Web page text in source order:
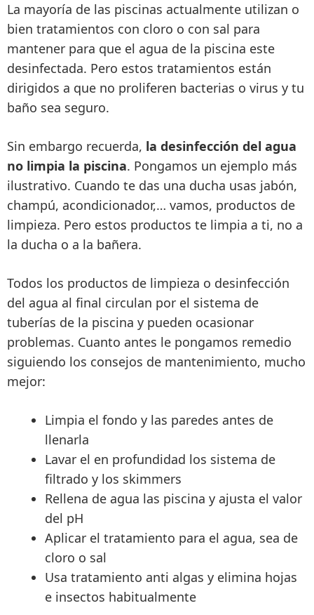
La mayoría de las piscinas actualmente utilizan o
bien tratamientos con cloro o con sal para
mantener para que el agua de la piscina este
desinfectada. Pero estos tratamientos están
dirigidos a que no proliferen bacterias o virus y tu
baño sea seguro.
Sin embargo recuerda, la desinfección del agua
no limpia la piscina. Pongamos un ejemplo más
ilustrativo. Cuando te das una ducha usas jabón,
champú, acondicionador,… vamos, productos de
limpieza. Pero estos productos te limpia a ti, no a
la ducha o a la bañera.
Todos los productos de limpieza o desinfección
del agua al final circulan por el sistema de
tuberías de la piscina y pueden ocasionar
problemas. Cuanto antes le pongamos remedio
siguiendo los consejos de mantenimiento, mucho
mejor:
Limpia el fondo y las paredes antes de
llenarla
Lavar el en profundidad los sistema de
filtrado y los skimmers
Rellena de agua las piscina y ajusta el valor
del pH
Aplicar el tratamiento para el agua, sea de
cloro o sal
Usa tratamiento anti algas y elimina hojas
e insectos habitualmente